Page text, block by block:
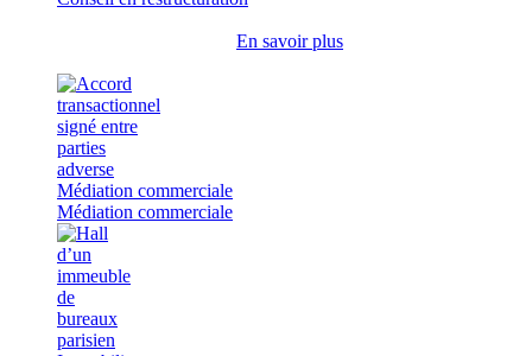
En savoir plus
Médiation commerciale
Médiation commerciale